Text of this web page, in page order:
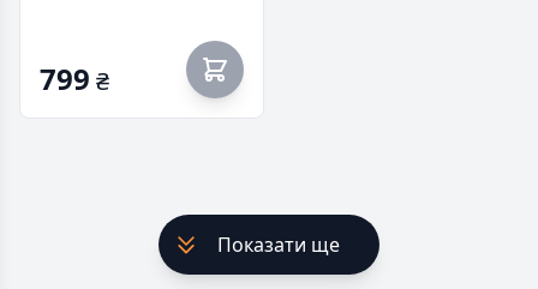
799 ₴
Показати ще